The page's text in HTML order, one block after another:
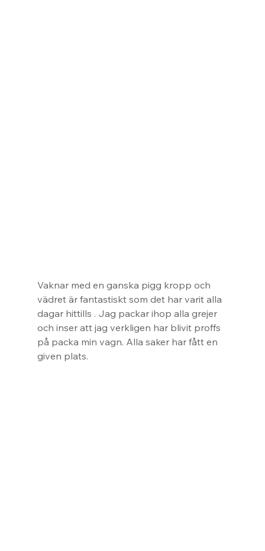
Vaknar med en ganska pigg kropp och
vädret är fantastiskt som det har varit alla
dagar hittills . Jag packar ihop alla grejer
och inser att jag verkligen har blivit proffs
på packa min vagn. Alla saker har fått en
given plats.